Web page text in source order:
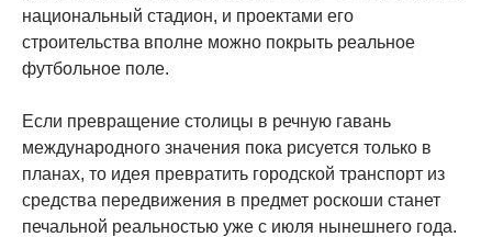
национальный стадион, и проектами его
строительства вполне можно покрыть реальное
футбольное поле.
Если превращение столицы в речную гавань
международного значения пока рисуется только в
планах, то идея превратить городской транспорт из
средства передвижения в предмет роскоши станет
печальной реальностью уже с июля нынешнего года.